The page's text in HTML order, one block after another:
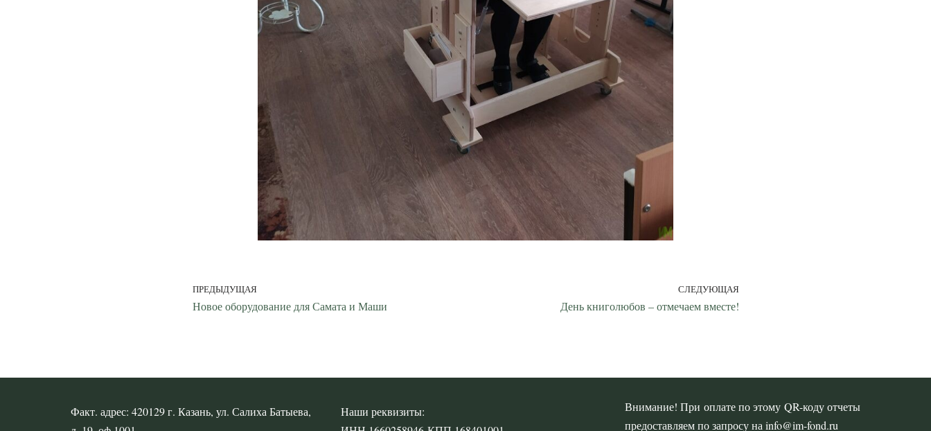
ПРЕДЫДУЩАЯ
Новое оборудование для Самата и Маши
СЛЕДУЮЩАЯ
День книголюбов – отмечаем вместе!
Факт. адрес: 420129 г. Казань, ул. Салиха Батыева,
Наши реквизиты:
Внимание! При оплате по этому QR-коду отчеты
предоставляем по запросу на info@im-fond.ru